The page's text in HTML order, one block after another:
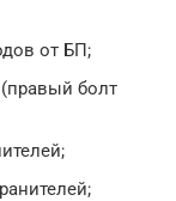
от БП;
болт